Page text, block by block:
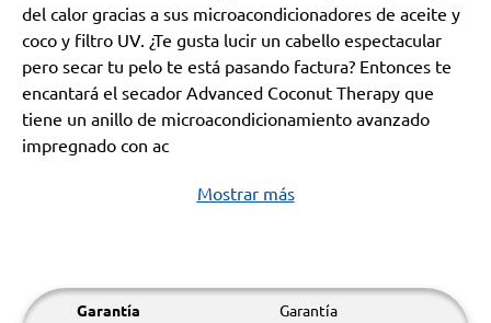
del calor gracias a sus microacondicionadores de aceite y
coco y filtro UV. ¿Te gusta lucir un cabello espectacular
pero secar tu pelo te está pasando factura? Entonces te
encantará el secador Advanced Coconut Therapy que
tiene un anillo de microacondicionamiento avanzado
impregnado con ac
Mostrar más
Garantía Garantía